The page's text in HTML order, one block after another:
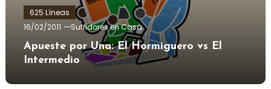
625 Líneas
16/02/2011
Sufridores en Casa
Apueste por Una: El Hormiguero vs El
Intermedio